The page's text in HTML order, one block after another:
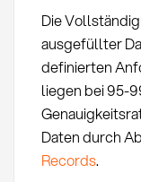
Die
ausgefüllter
definierten
liegen bei 95-
Daten durch
Records.